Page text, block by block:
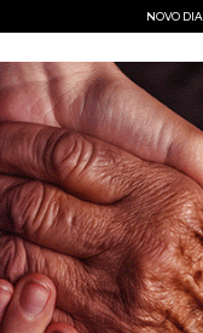
NOVO DIA